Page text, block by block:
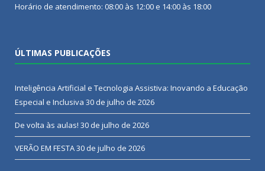
Horário de atendimento: 08:00 às 12:00 e 14:00 às 18:00
ÚLTIMAS PUBLICAÇÕES
Inteligência Artificial e Tecnologia Assistiva: Inovando a Educação
Especial e Inclusiva 30 de julho de 2026
De volta às aulas! 30 de julho de 2026
VERÃO EM FESTA30 de julho de 2026